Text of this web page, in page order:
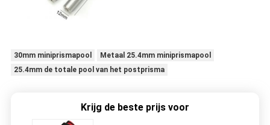
30mm miniprismapool
Metaal 25.4mm miniprismapool
25.4mm de totale pool van het postprisma
Krijg de beste prijs voor